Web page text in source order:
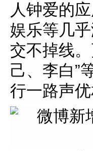
人钟爱的
娱乐等几
交不掉线
己、李白”
行一路声